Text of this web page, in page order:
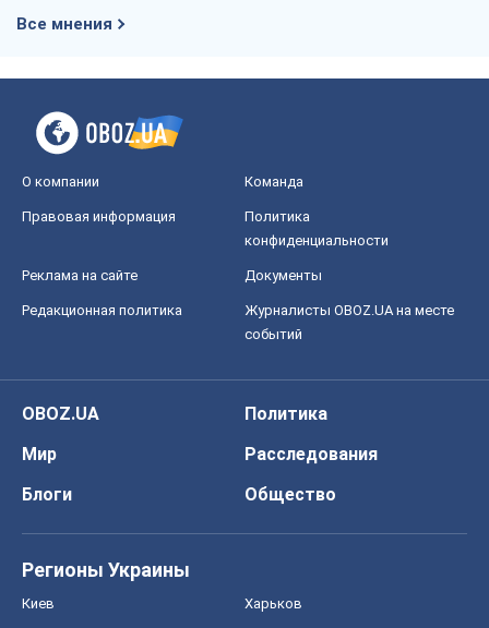
Все мнения
О компании Команда
Правовая информация
Политика
конфиденциальности
Реклама на сайте Документы
Редакционная политика
Журналисты OBOZ.UA на месте
событий
OBOZ.UA
Политика
Мир
Расследования
Блоги
Общество
Регионы Украины
Киев Харьков